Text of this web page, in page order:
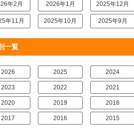
年2月 2026年1月 2025年12月
年11月 2025年10月 2025年9月
一覧
2026 2025 2024
2023 2022 2021
2020 2019 2018
2017 2016 2015